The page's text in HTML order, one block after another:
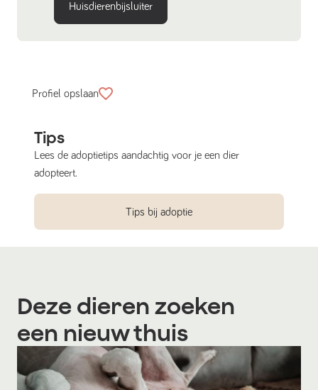
Huisdierenbijsluiter
Profiel opslaan
Tips
Lees de adoptietips aandachtig voor je een dier
adopteert.
Tips bij adoptie
Deze dieren zoeken
een nieuw thuis